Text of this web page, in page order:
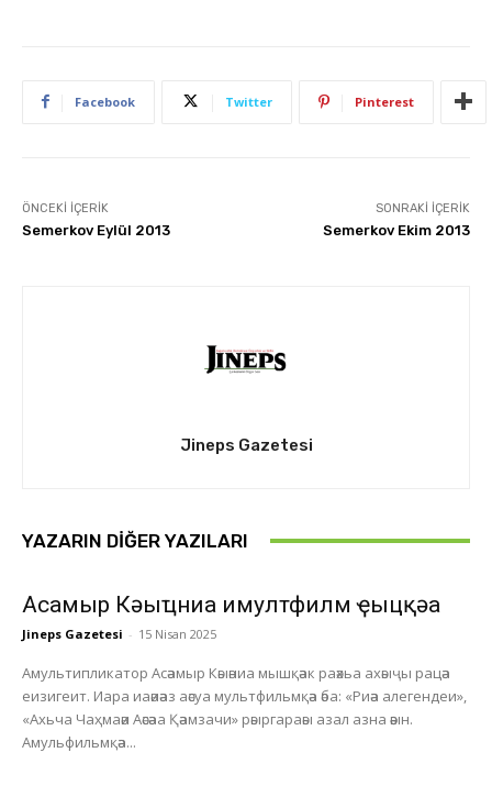
Facebook Twitter Pinterest
ÖNCEKI İÇERIK
Semerkov Eylül 2013
SONRAKI İÇERIK
Semerkov Ekim 2013
Jineps Gazetesi
YAZARIN DIĞER YAZILARI
Асҭамыр Кәыҵниа имултфилм ҿыцқәа
Jineps Gazetesi - 15 Nisan 2025
Амультипликатор Асәамыр Кәыәниа мышқәак раәхьа ахәыҷы рацәа
еизигеит. Иара иаәиәаз аәсуа мультфильмқәа әба: «Риәа алегендеи»,
«Ахьча Чаҳмаәи Аәсәаа Қәамзачи» рәыргараәы азал азна әәын.
Амульфильмқәа...